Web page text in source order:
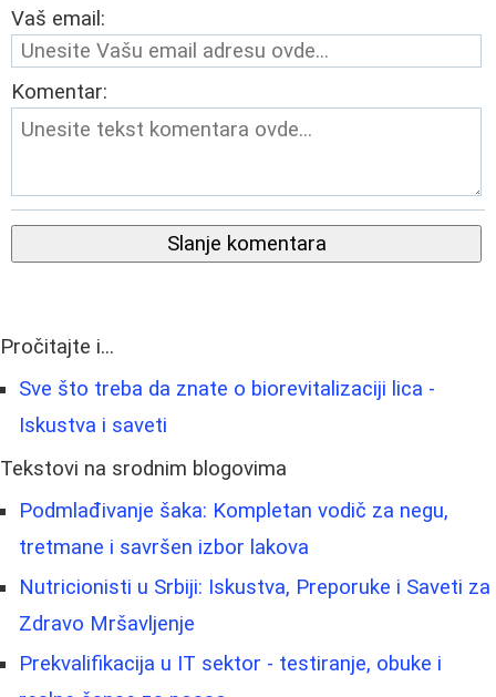
Vaš email:
Komentar:
Slanje komentara
Pročitajte i...
Sve što treba da znate o biorevitalizaciji lica -
Iskustva i saveti
Tekstovi na srodnim blogovima
Podmlađivanje šaka: Kompletan vodič za negu,
tretmane i savršen izbor lakova
Nutricionisti u Srbiji: Iskustva, Preporuke i Saveti za
Zdravo Mršavljenje
Prekvalifikacija u IT sektor - testiranje, obuke i